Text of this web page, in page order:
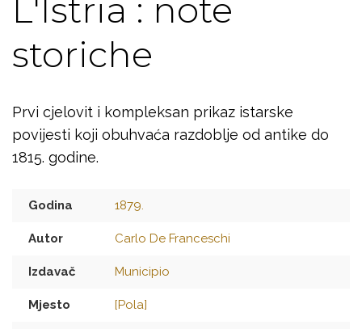
L'Istria : note
storiche
Prvi cjelovit i kompleksan prikaz istarske
povijesti koji obuhvaća razdoblje od antike do
1815. godine.
Godina 1879.
Autor Carlo De Franceschi
Izdavač Municipio
Mjesto [Pola]